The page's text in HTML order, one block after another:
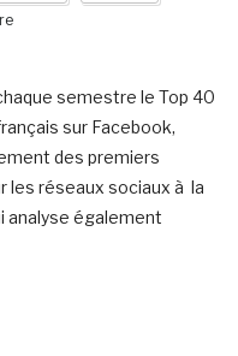
semestre le Top 40
sur Facebook,
des premiers
les réseaux sociaux à la
analyse également